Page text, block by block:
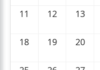
11 12 13
18 19 20